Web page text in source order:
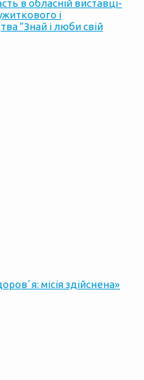
в обласній виставці-
і
“Знай і люби свій
місія здійснена»